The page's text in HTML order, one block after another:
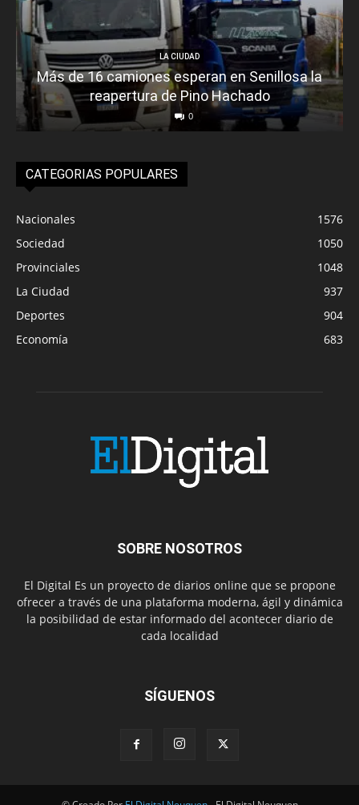
LA CIUDAD
Más de 16 camiones esperan en Senillosa la
reapertura de Pino Hachado
0
CATEGORIAS POPULARES
Nacionales
1576
Sociedad
1050
Provinciales
1048
La Ciudad
937
Deportes
904
Economía
683
SOBRE NOSOTROS
El Digital Es un proyecto de diarios online que se propone
ofrecer a través de una plataforma moderna, ágil y dinámica
la posibilidad de estar informado del acontecer diario de
cada localidad
SÍGUENOS